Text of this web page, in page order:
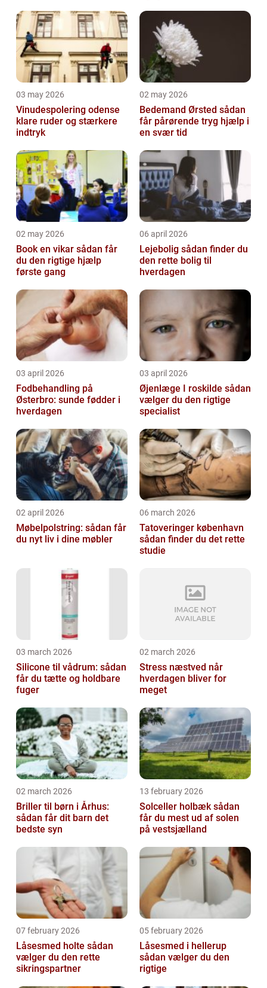
03 may 2026
Vinudespolering odense
klare ruder og stærkere
indtryk
02 may 2026
Bedemand Ørsted sådan
får pårørende tryg hjælp i
en svær tid
02 may 2026
Book en vikar sådan får
du den rigtige hjælp
første gang
06 april 2026
Lejebolig sådan finder du
den rette bolig til
hverdagen
03 april 2026
Fodbehandling på
Østerbro: sunde fødder i
hverdagen
03 april 2026
Øjenlæge I roskilde sådan
vælger du den rigtige
specialist
02 april 2026
Møbelpolstring: sådan får
du nyt liv i dine møbler
06 march 2026
Tatoveringer københavn
sådan finder du det rette
studie
03 march 2026
Silicone til vådrum: sådan
får du tætte og holdbare
fuger
02 march 2026
Stress næstved når
hverdagen bliver for
meget
02 march 2026
Briller til børn i Århus:
sådan får dit barn det
bedste syn
13 february 2026
Solceller holbæk sådan
får du mest ud af solen
på vestsjælland
07 february 2026
Låsesmed holte sådan
vælger du den rette
sikringspartner
05 february 2026
Låsesmed i hellerup
sådan vælger du den
rigtige